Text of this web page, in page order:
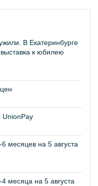
В Екатеринбурге
к юбилею
UnionPay
месяцев на 5 августа
месяца на 5 августа